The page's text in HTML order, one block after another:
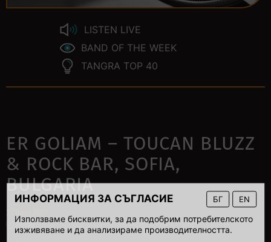
ИНФОРМАЦИЯ ЗА СЪГЛАСИЕ БГ EN
Използваме бисквитки, за да подобрим потребителското
изживяване и да анализираме производителността.
LISTEN LIVE
BAND OF THE WEEK
TANGRA TOP 40
ER GOLIAM – TOUCAN BLUZZ
& ROCK BAR, SOFIA,
BULGARIA
00:00